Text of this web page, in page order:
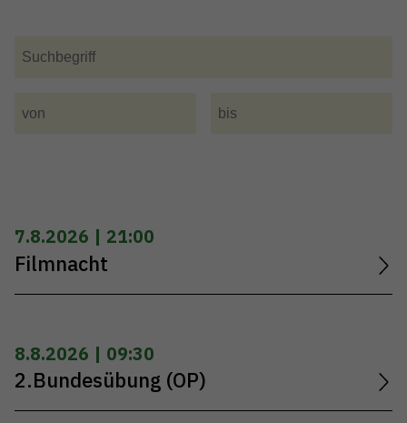
7.8.2026 | 21:00
Filmnacht
8.8.2026 | 09:30
2.Bundesübung (OP)